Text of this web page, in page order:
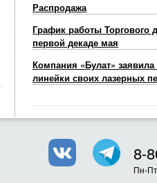
Распродажа
График работы Торгового
первой декаде мая
Компания «Булат»
линейки своих лазерных
8-
Пн-